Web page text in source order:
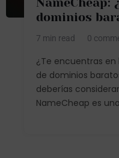
dominios
7 min read 0
¿Te encuentras
de dominios
deberías
NameCheap es